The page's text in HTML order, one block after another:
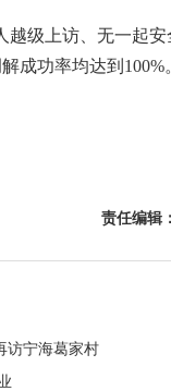
级上访、无一起安
成功率均达到100%
责任编辑：
访宁海葛家村